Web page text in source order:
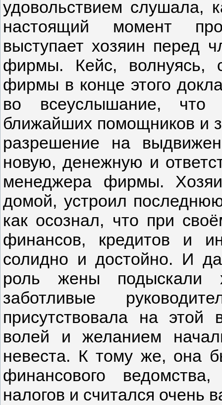
удовольствием слушала,
настоящий момент
выступает хозяин перед
фирмы. Кейс, волнуясь,
фирмы в конце этого
во всеуслышание, что
ближайших помощников и
разрешение на
новую, денежную и
менеджера фирмы.
домой, устроил
как осознал, что при
финансов, кредитов и
солидно и достойно. И
роль жены подыскали
заботливые
присутствовала на этой
волей и желанием
невеста. К тому же, она
финансового
налогов и считался очень